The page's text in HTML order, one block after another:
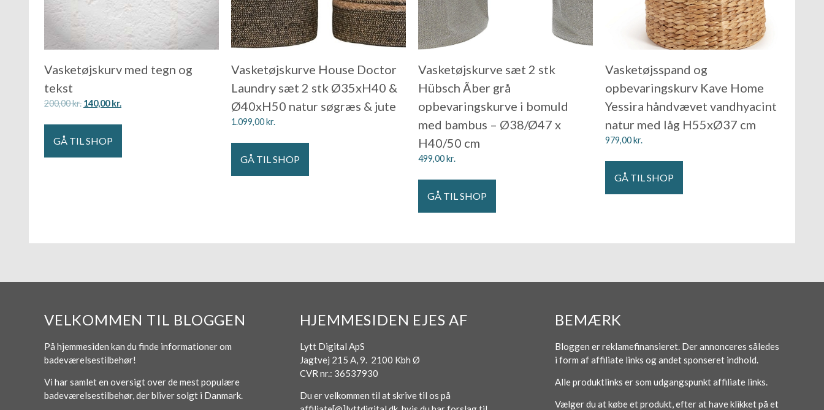
Vasketøjskurv med tegn og
tekst
200,00kr. 140,00kr.
GÅ TIL SHOP
Vasketøjskurve House Doctor
Laundry sæt 2 stk Ø35xH40 &
Ø40xH50 natur søgræs & jute
1.099,00kr.
GÅ TIL SHOP
Vasketøjskurve sæt 2 stk
Hübsch Ãber grå
opbevaringskurve i bomuld
med bambus – Ø38/Ø47 x
H40/50 cm
499,00kr.
GÅ TIL SHOP
Vasketøjsspand og
opbevaringskurv Kave Home
Yessira håndvævet vandhyacint
natur med låg H55xØ37 cm
979,00kr.
GÅ TIL SHOP
VELKOMMEN TIL BLOGGEN
På hjemmesiden kan du finde informationer om
badeværelsestilbehør!
Vi har samlet en oversigt over de mest populære
badeværelsestilbehør, der bliver solgt i Danmark.
HJEMMESIDEN EJES AF
Lytt Digital ApS
Jagtvej 215 A, 9. 2100 Kbh Ø
CVR nr.: 36537930
Du er velkommen til at skrive til os på
BEMÆRK
Bloggen er reklamefinansieret. Der annonceres således
i form af affiliate links og andet sponseret indhold.
Alle produktlinks er som udgangspunkt affiliate links.
Vælger du at købe et produkt, efter at have klikket på et